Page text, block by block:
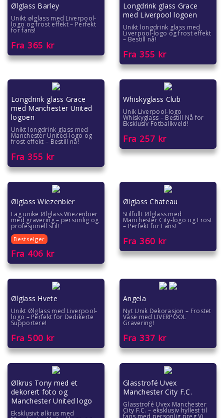
Ølglass Barley
Unikt ølglass med Liverpool-
logo og frost effekt – Perfekt
for fans!
Fra 365 kr
Longdrink glass Grace
med Liverpool logoen
Unikt longdrink glass med
Liverpool-logo og frost effekt
– Bestill nå!
Fra 355 kr
Longdrink glass Grace
med Manchester United
logoen
Unikt longdrink glass med
Manchester United-logo og
frost effekt – Bestill nå!
Fra 355 kr
Whiskyglass Club
Unik Liverpool-logo
Whiskyglass – Bestill Nå for
Eksklusiv Fotballkveld!
Fra 257 kr
Ølglass Wiezenbier
Lag unike Ølglass Wiezenbier
med gravering – personlig og
profesjonell stil!
Bestselger
Fra 406 kr
Ølglass Chateau
Stilfullt Ølglass med
Manchester City-logo og Frost
– Perfekt for Fans!
Fra 360 kr
Ølglass Hvete
Unikt Ølglass med Liverpool-
logo – Perfekt for Dedikerte
Supportere!
Fra 500 kr
Angela
Nyt Unik Dekorasjon – Frostet
Vase med LIVERPOOL
Gravering!
Fra 337 kr
Ølkrus Tony med et
dekorert foto og
Manchester United logo
Eksklusivt ølkrus med
Glasstrofé Uvex
Manchester City F.C.
Glasstrofé Uvex Manchester
City F.C. – eksklusiv hyllest til
fans med personlig preg Vi